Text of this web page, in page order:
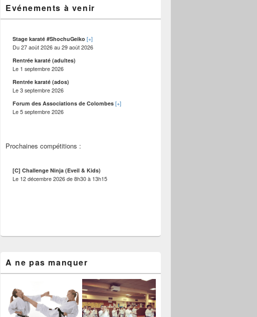
barre
site
Evénements à venir
Stage karaté #ShochuGeiko [+]
Du27 août 2026au29 août 2026
Rentrée karaté (adultes)
Le 1 septembre 2026
Rentrée karaté (ados)
Le3 septembre 2026
Forum des Associations de Colombes [+]
Le5 septembre 2026
Prochaines compétitions :
[C] Challenge Ninja (Eveil & Kids)
Le 12 décembre 2026de8h30à 13h15
A ne pas manquer